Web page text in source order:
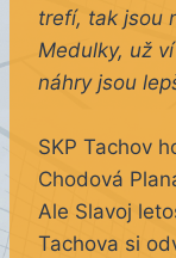
trefí, tak jsou
Medulky, už
náhry jsou
SKP Tachov
Chodová
Ale Slavoj
Tachova si